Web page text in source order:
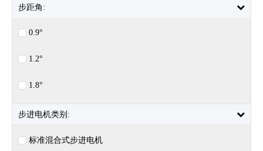
步距角:
0.9°
1.2°
1.8°
步进电机类别:
标准混合式步进电机